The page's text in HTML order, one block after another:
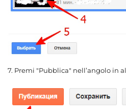
7. Premi "Pubblica" nell’angolo in